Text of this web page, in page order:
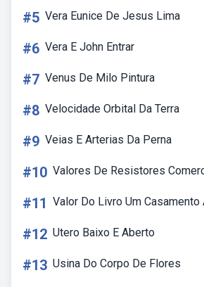
#5 Vera Eunice De Jesus Lima
#6 Vera E John Entrar
#7 Venus De Milo Pintura
#8 Velocidade Orbital Da Terra
#9 Veias E Arterias Da Perna
#10 Valores De Resistores
#11 Valor Do Livro Um Casamento
#12 Utero Baixo E Aberto
#13 Usina Do Corpo De Flores